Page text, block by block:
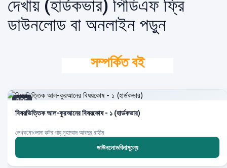
দেখায় (হার্ডকভার) পিডিএফ ফ্রি
ডাউনলোড বা অনলাইন পড়ুন
সম্পর্কিত বই
PDF
বিষয়ভিত্তিক আল-কুরআনের বিষয়কোষ - ১ (হার্ডকভার)
লেখক:মাওলানা ডক্টর শাহ্‌ মুহাম্মাদ আবদুর রাহীম
ডাউনলোডবিনামূল্যে